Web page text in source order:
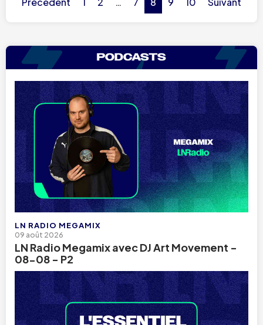
LN RADIO MEGAMIX
09 août 2026
LN Radio Megamix avec DJ Art Movement -
08-08 - P2